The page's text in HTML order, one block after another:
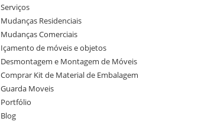
Serviços
Mudanças Residenciais
Mudanças Comerciais
Içamento de móveis e objetos
Desmontagem e Montagem de Móveis
Comprar Kit de Material de Embalagem
Guarda Moveis
Portfólio
Blog